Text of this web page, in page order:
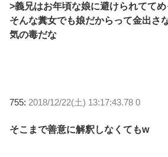
>義兄はお年頃な娘に避けられてて
そんな糞女でも娘だからって金出さ
気の毒だな
755: 2018/12/22(土) 13:17:43.78 0
そこまで善意に解釈しなくてもw